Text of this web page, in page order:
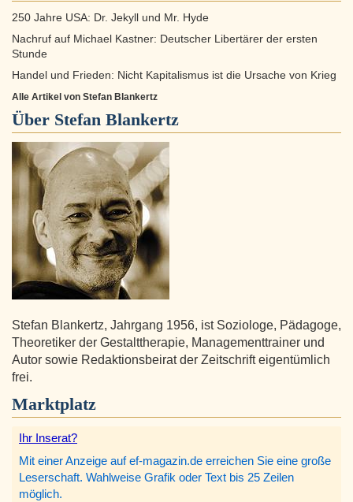
250 Jahre USA: Dr. Jekyll und Mr. Hyde
Nachruf auf Michael Kastner: Deutscher Libertärer der ersten
Stunde
Handel und Frieden: Nicht Kapitalismus ist die Ursache von Krieg
Alle Artikel von Stefan Blankertz
Über Stefan Blankertz
Stefan Blankertz, Jahrgang 1956, ist Soziologe, Pädagoge,
Theoretiker der Gestalttherapie, Managementtrainer und
Autor sowie Redaktionsbeirat der Zeitschrift eigentümlich
frei.
Marktplatz
Ihr Inserat?
Mit einer Anzeige auf ef-magazin.de erreichen Sie eine große
Leserschaft. Wahlweise Grafik oder Text bis 25 Zeilen
möglich.